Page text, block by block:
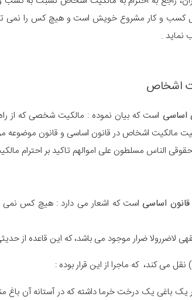
و کار مشروع خویش است و هیچ کس را نمی
نماید .
اشخاص
است که بیان نموده : مالکیت شخصی که از
مالکیت اشخاص در قانون اساسی و قانون موضوعه
الناس مسلطون علی اموالهم تاکید بر احترام
است که اشعار می دارد : هیچ کس نمی
لاضررولا ضرار موجود می باشد، که این قاعده از
می کند، که ماجرا از این قرار بوده :
باغی یک درخت خرما داشته که در آستانه آن باغ